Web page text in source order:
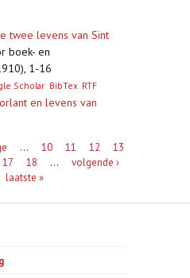
twee levens van Sint
boek- en
1-16
Scholar BibTex RTF
en levens van
… 10 11 12
13
17 18 …
volgende ›
laatste »